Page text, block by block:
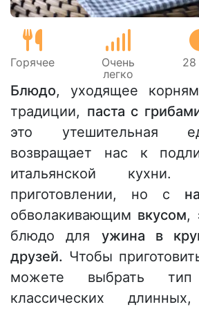
Горячее
Очень
легко
28
Блюдо, уходящее
традиции, паста с
это утешительная
возвращает нас к
итальянской
приготовлении, но с
обволакивающим вкусом,
блюдо для ужина в
друзей. Чтобы
можете выбрать
классических